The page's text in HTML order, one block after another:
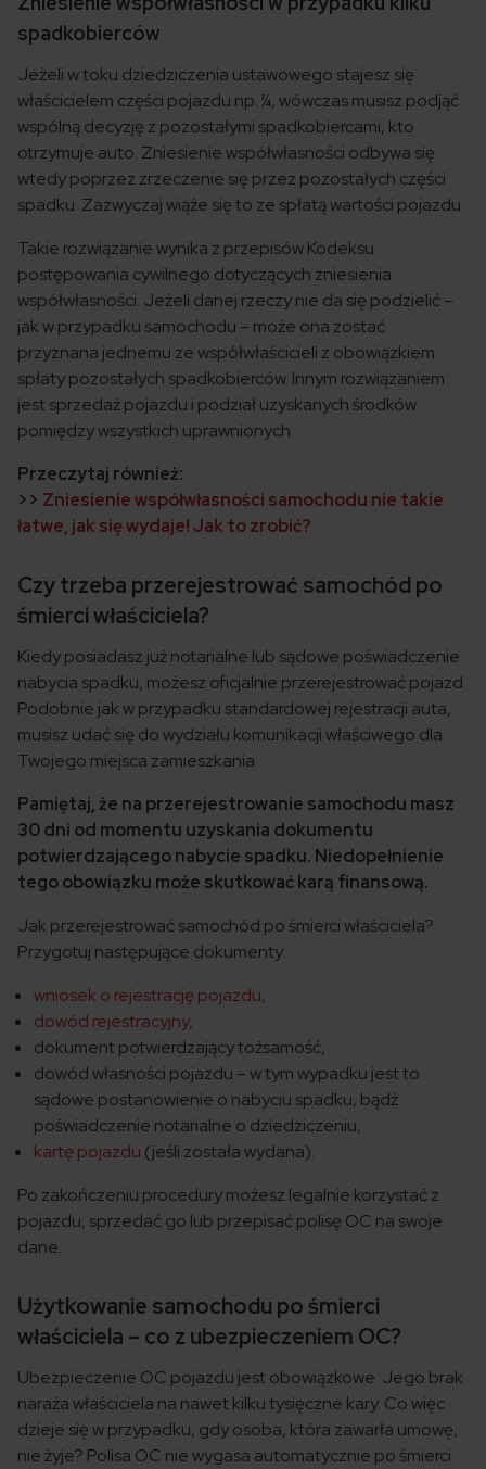
spadkobierców
Jeżeli w toku dziedziczenia ustawowego stajesz się
właścicielem części pojazdu np. ¼, wówczas musisz podjąć
wspólną decyzję z pozostałymi spadkobiercami, kto
otrzymuje auto. Zniesienie współwłasności odbywa się
wtedy poprzez zrzeczenie się przez pozostałych części
spadku. Zazwyczaj wiąże się to ze spłatą wartości pojazdu.
Takie rozwiązanie wynika z przepisów Kodeksu
postępowania cywilnego dotyczących zniesienia
współwłasności. Jeżeli danej rzeczy nie da się podzielić –
jak w przypadku samochodu – może ona zostać
przyznana jednemu ze współwłaścicieli z obowiązkiem
spłaty pozostałych spadkobierców. Innym rozwiązaniem
jest sprzedaż pojazdu i podział uzyskanych środków
pomiędzy wszystkich uprawnionych.
Przeczytaj również:
>> Zniesienie współwłasności samochodu nie takie
łatwe, jak się wydaje! Jak to zrobić?
Czy trzeba przerejestrować samochód po
śmierci właściciela?
Kiedy posiadasz już notarialne lub sądowe poświadczenie
nabycia spadku, możesz oficjalnie przerejestrować pojazd.
Podobnie jak w przypadku standardowej rejestracji auta,
musisz udać się do wydziału komunikacji właściwego dla
Twojego miejsca zamieszkania.
Pamiętaj, że na przerejestrowanie samochodu masz
30 dni od momentu uzyskania dokumentu
potwierdzającego nabycie spadku. Niedopełnienie
tego obowiązku może skutkować karą finansową.
Jak przerejestrować samochód po śmierci właściciela?
Przygotuj następujące dokumenty:
wniosek o rejestrację pojazdu,
dowód rejestracyjny,
dokument potwierdzający tożsamość,
dowód własności pojazdu – w tym wypadku jest to
sądowe postanowienie o nabyciu spadku, bądź
poświadczenie notarialne o dziedziczeniu,
kartę pojazdu (jeśli została wydana).
Po zakończeniu procedury możesz legalnie korzystać z
pojazdu, sprzedać go lub przepisać polisę OC na swoje
dane.
Użytkowanie samochodu po śmierci
właściciela – co z ubezpieczeniem OC?
Ubezpieczenie OC pojazdu jest obowiązkowe. Jego brak
naraża właściciela na nawet kilku tysięczne kary. Co więc
dzieje się w przypadku, gdy osoba, która zawarła umowę,
nie żyje? Polisa OC nie wygasa automatycznie po śmierci